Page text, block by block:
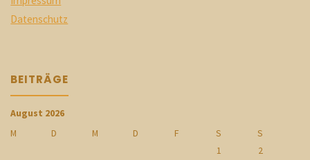
Datenschutz
BEITRÄGE
August 2026
M
D M D F S
S
1
2